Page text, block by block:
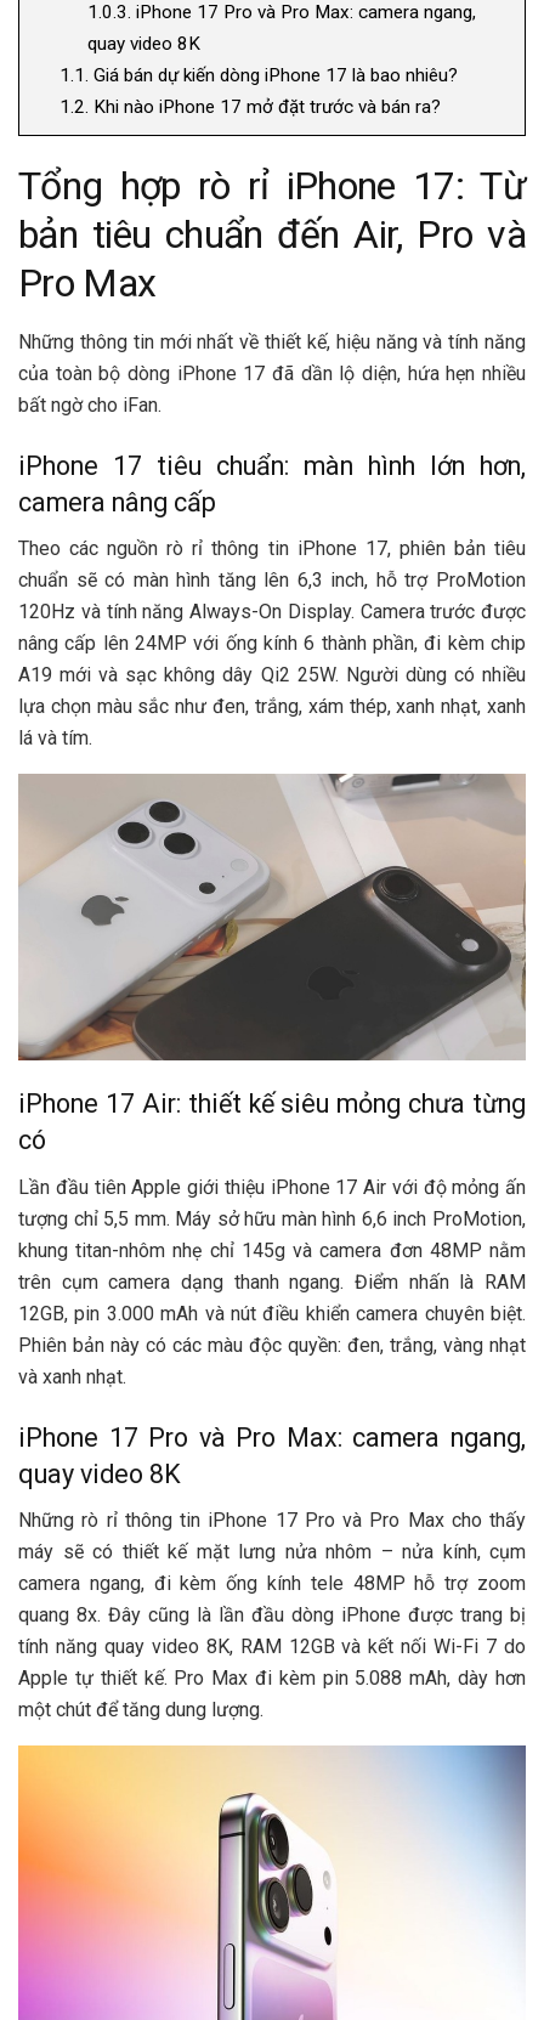
1.0.3. iPhone 17 Pro và Pro Max: camera ngang,
quay video 8K
1.1. Giá bán dự kiến dòng iPhone 17 là bao nhiêu?
1.2. Khi nào iPhone 17 mở đặt trước và bán ra?
Tổng hợp rò rỉ iPhone 17: Từ
bản tiêu chuẩn đến Air, Pro và
Pro Max
Những thông tin mới nhất về thiết kế, hiệu năng và tính năng
của toàn bộ dòng iPhone 17 đã dần lộ diện, hứa hẹn nhiều
bất ngờ cho iFan.
iPhone 17 tiêu chuẩn: màn hình lớn hơn,
camera nâng cấp
Theo các nguồn rò rỉ thông tin iPhone 17, phiên bản tiêu
chuẩn sẽ có màn hình tăng lên 6,3 inch, hỗ trợ ProMotion
120Hz và tính năng Always-On Display. Camera trước được
nâng cấp lên 24MP với ống kính 6 thành phần, đi kèm chip
A19 mới và sạc không dây Qi2 25W. Người dùng có nhiều
lựa chọn màu sắc như đen, trắng, xám thép, xanh nhạt, xanh
lá và tím.
iPhone 17 Air: thiết kế siêu mỏng chưa từng
có
Lần đầu tiên Apple giới thiệu iPhone 17 Air với độ mỏng ấn
tượng chỉ 5,5 mm. Máy sở hữu màn hình 6,6 inch ProMotion,
khung titan-nhôm nhẹ chỉ 145g và camera đơn 48MP nằm
trên cụm camera dạng thanh ngang. Điểm nhấn là RAM
12GB, pin 3.000 mAh và nút điều khiển camera chuyên biệt.
Phiên bản này có các màu độc quyền: đen, trắng, vàng nhạt
và xanh nhạt.
iPhone 17 Pro và Pro Max: camera ngang,
quay video 8K
Những rò rỉ thông tin iPhone 17 Pro và Pro Max cho thấy
máy sẽ có thiết kế mặt lưng nửa nhôm – nửa kính, cụm
camera ngang, đi kèm ống kính tele 48MP hỗ trợ zoom
quang 8x. Đây cũng là lần đầu dòng iPhone được trang bị
tính năng quay video 8K, RAM 12GB và kết nối Wi-Fi 7 do
Apple tự thiết kế. Pro Max đi kèm pin 5.088 mAh, dày hơn
một chút để tăng dung lượng.